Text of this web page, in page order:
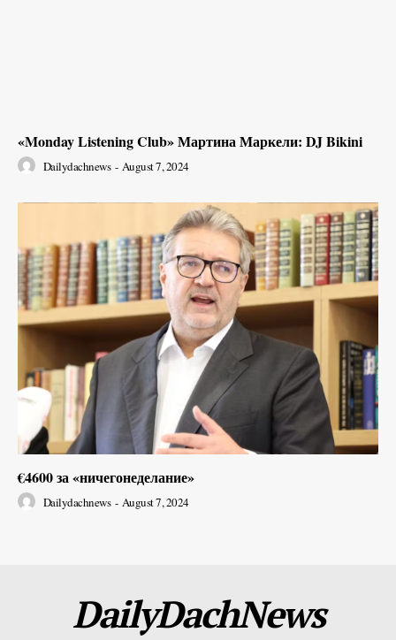
«Monday Listening Club» Мартина Маркели: DJ Bikini
Dailydachnews - August 7, 2024
€4600 за «ничегонеделание»
Dailydachnews - August 7, 2024
DailyDachNews